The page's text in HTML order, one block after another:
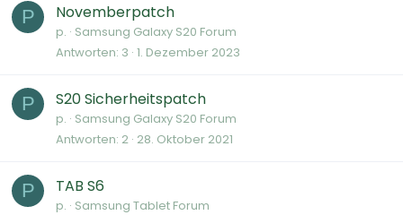
P Novemberpatch
p. Samsung Galaxy S20 Forum
Antworten 3 1. Dezember 2023
P S20 Sicherheitspatch
p. Samsung Galaxy S20 Forum
Antworten 2 28. Oktober 2021
P TAB S6
p. Samsung Tablet Forum